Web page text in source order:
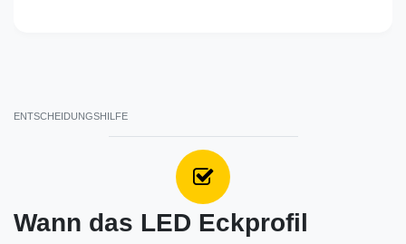
ENTSCHEIDUNGSHILFE
Wann das LED Eckprofil